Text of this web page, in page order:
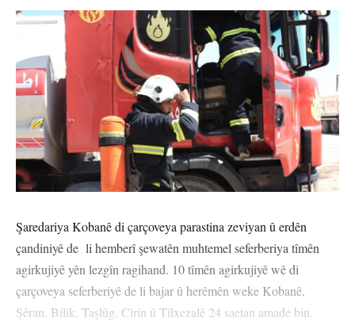
Şaredariya Kobanê di çarçoveya parastina zeviyan û erdên
çandiniyê de li hemberî şewatên muhtemel seferberiya tîmên
agirkujiyê yên lezgîn ragihand. 10 tîmên agirkujiyê wê di
çarçoveya seferberiyê de li bajar û herêmên weke Kobanê,
Şêran, Bilik, Taşlûg, Cirin û Tilxezalê 24 saetan amade bin.